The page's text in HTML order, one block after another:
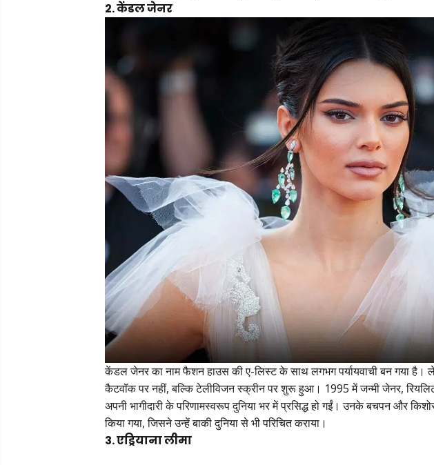
2. केंडल जेनर
केंडल जेनर का नाम फैशन हाउस की ए-लिस्ट के साथ लगभग पर्यायवाची बन गया है।
कैटवॉक पर नहीं, बल्कि टेलीविजन स्क्रीन पर शुरू हुआ। 1995 में जन्मी जेनर,
अपनी भागीदारी के परिणामस्वरूप दुनिया भर में प्रसिद्ध हो गईं। उनके बचपन और
किया गया, जिसने उन्हें बाकी दुनिया से भी परिचित कराया।
3. एड्रियाना लीमा